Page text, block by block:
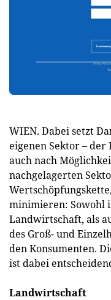
WIEN. Dabei setzt
eigenen Sektor –
auch nach
nachgelagerten
minimieren: Sowohl
Landwirtschaft, als
des Groß- und
den Konsumenten.
ist dabei
Landwirtschaft